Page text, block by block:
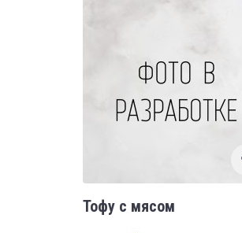
Тофу с мясом